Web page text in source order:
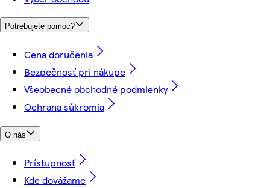
Potrebujete pomoc?
Cena doručenia
Bezpečnosť pri nákupe
Všeobecné obchodné podmienky
Ochrana súkromia
O nás
Prístupnosť
Kde dovážame